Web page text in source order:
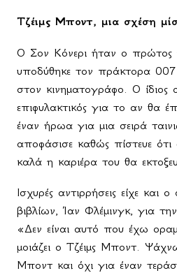
Τζέιμς Μποντ, μια σχέση
Ο Σον Κόνερι ήταν ο πρώτος
υποδύθηκε τον πράκτορα 007
στον κινηματογράφο. Ο ίδιος
επιφυλακτικός για το αν θα
έναν ήρωα για μια σειρά
αποφάσισε καθώς πίστευε ότι
καλά η καριέρα του θα
Ισχυρές αντιρρήσεις είχε και
βιβλίων, Ίαν Φλέμινγκ, για
«Δεν είναι αυτό που έχω
μοιάζει ο Τζέιμς Μποντ.
Μποντ και όχι για έναν